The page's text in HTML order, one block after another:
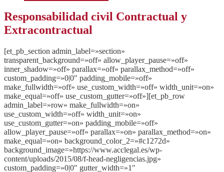
Responsabilidad civil Contractual y
Extracontractual
[et_pb_section admin_label=»section»
transparent_background=»off» allow_player_pause=»off»
inner_shadow=»off» parallax=»off» parallax_method=»off»
custom_padding=»0|0″ padding_mobile=»off»
make_fullwidth=»off» use_custom_width=»off» width_unit=»on»
make_equal=»off» use_custom_gutter=»off»][et_pb_row
admin_label=»row» make_fullwidth=»on»
use_custom_width=»off» width_unit=»on»
use_custom_gutter=»on» padding_mobile=»off»
allow_player_pause=»off» parallax=»on» parallax_method=»on»
make_equal=»on» background_color_2=»#c1272d»
background_image=»https://www.acclegal.es/wp-
content/uploads/2015/08/f-head-negligencias.jpg»
custom_padding=»0|0″ gutter_width=»1″